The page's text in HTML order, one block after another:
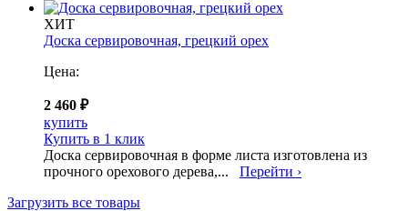
ХИТ
Доска сервировочная, грецкий орех
Цена:
2 460 ₽
купить
Купить в 1 клик
Доска сервировочная в форме листа изготовлена из
прочного орехового дерева,... Перейти ›
Загрузить все товары